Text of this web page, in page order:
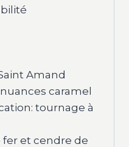
Amand
caramel
tournage à
fer et cendre de